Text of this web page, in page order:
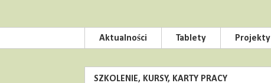
Aktualności Tablety Projekty
SZKOLENIE, KURSY, KARTY PRACY